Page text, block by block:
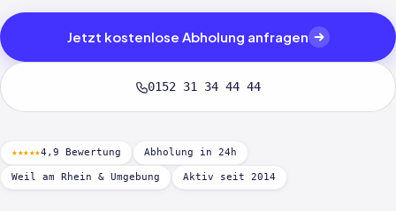
Jetzt kostenlose Abholung anfragen
0152 31 34 44 44
★★★★★4,9 Bewertung Abholung in 24h
Weil am Rhein & Umgebung Aktiv seit 2014